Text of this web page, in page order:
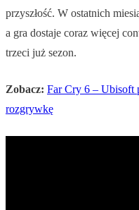
przyszłość. W ostatnich
a gra dostaje coraz więcej
trzeci już sezon.
Zobacz: Far Cry 6 – Ubisoft
rozgrywkę